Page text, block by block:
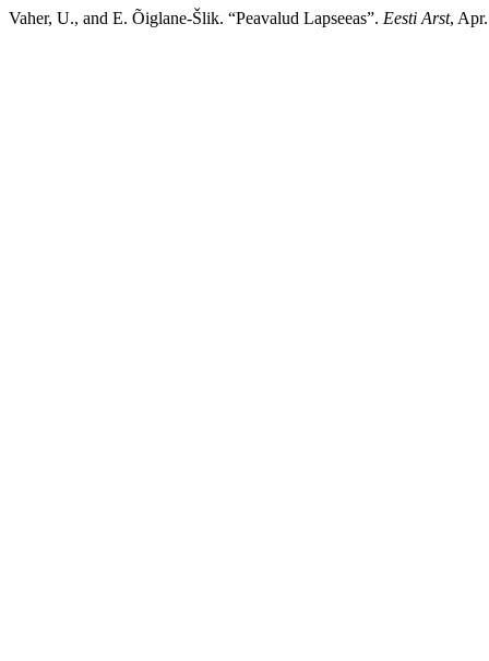
Vaher, U., and E. Õiglane-Šlik. “Peavalud Lapseeas”. Eesti Arst,